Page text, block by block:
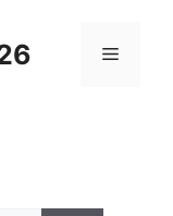
Menu